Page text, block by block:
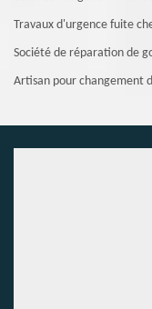
Travaux d'urgence fuite
Société de réparation de
Artisan pour changement